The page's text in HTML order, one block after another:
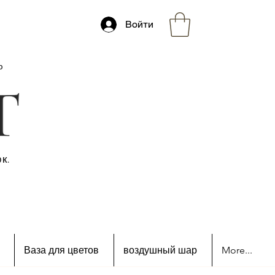
Войти
Ваза для цветов воздушный шар More...